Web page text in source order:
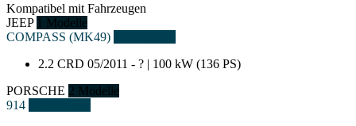
Kompatibel mit Fahrzeugen
JEEP 1 Modelle
COMPASS (MK49)
2.2 CRD 05/2011 - ? | 100 kW (136 PS)
PORSCHE 2 Modelle
914